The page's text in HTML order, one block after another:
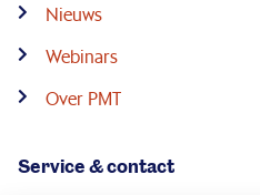
Nieuws
Webinars
Over PMT
Service & contact